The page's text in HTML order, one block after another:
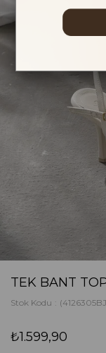
TEK BANT
Stok Kodu
₺1.599,90